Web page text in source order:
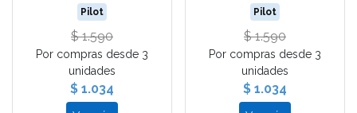
Pilot
$ 1.590
Por compras desde 3
unidades
$ 1.034
Pilot
$ 1.590
Por compras desde 3
unidades
$ 1.034